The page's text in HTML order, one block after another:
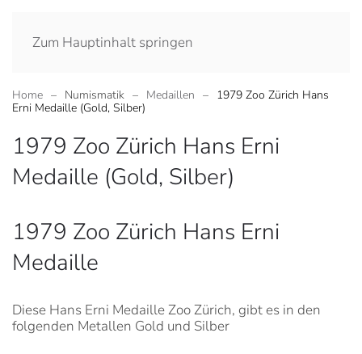
Zum Hauptinhalt springen
Home Numismatik Medaillen
1979 Zoo Zürich Hans
Erni Medaille (Gold, Silber)
1979 Zoo Zürich Hans Erni
Medaille (Gold, Silber)
1979 Zoo Zürich Hans Erni
Medaille
Diese Hans Erni Medaille Zoo Zürich, gibt es in den
folgenden Metallen Gold und Silber